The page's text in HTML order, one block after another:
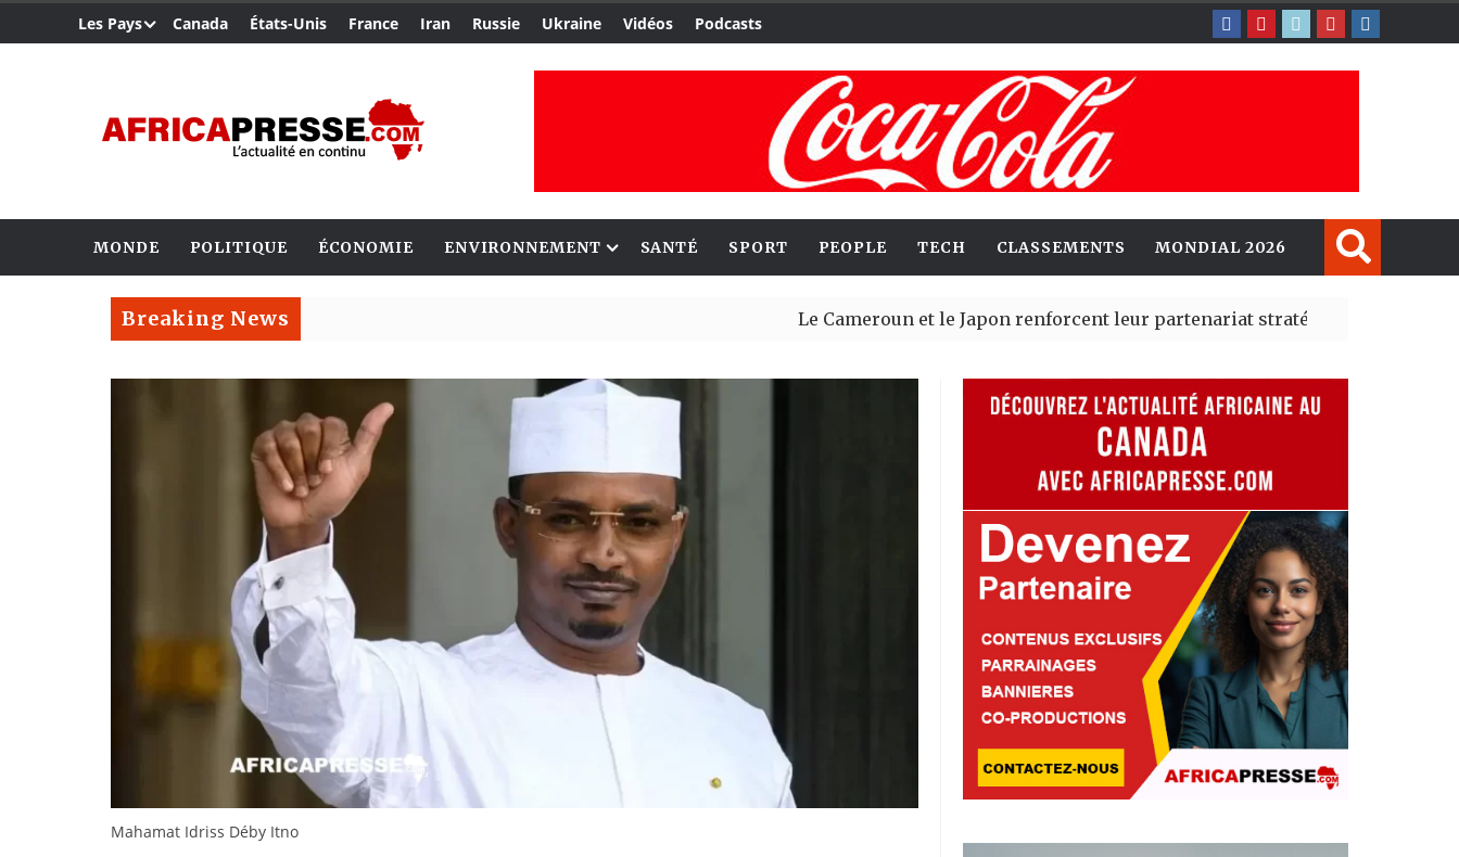
Les Pays Canada États-Unis France Iran Russie Ukraine Vidéos Podcasts
MONDE POLITIQUE ÉCONOMIE ENVIRONNEMENT SANTÉ SPORT PEOPLE TECH CLASSEMENTS MONDIAL 2026
Breaking News Le Cameroun et le Japon renforcent leur partenariat stratégique avec un cap sur
Mahamat Idriss Déby Itno